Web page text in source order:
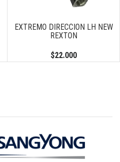
EXTREMO DIRECCION LH NEW
REXTON
$22.000